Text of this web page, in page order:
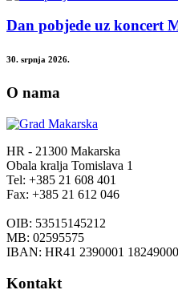
Dan pobjede uz koncert
30. srpnja 2026.
O nama
HR - 21300 Makarska
Obala kralja Tomislava 1
Tel: +385 21 608 401
Fax: +385 21 612 046
OIB: 53515145212
MB: 02595575
IBAN: HR41 2390001
Kontakt